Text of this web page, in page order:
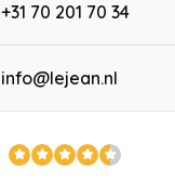
+31 70 201 70 34
info@lejean.nl